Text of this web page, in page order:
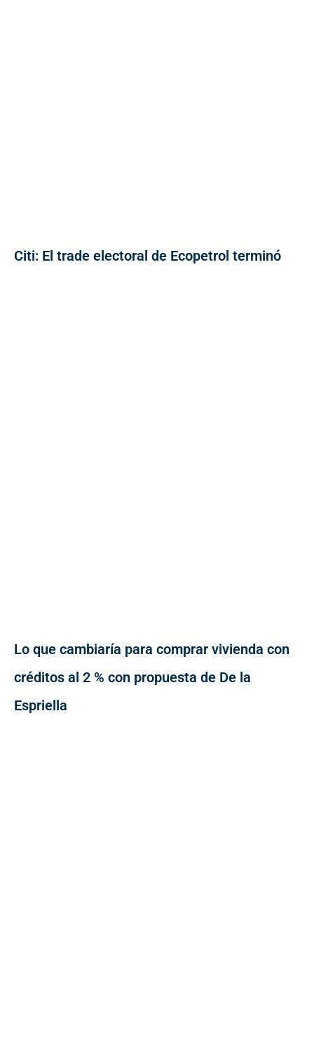
Citi: El trade electoral de Ecopetrol terminó
Lo que cambiaría para comprar vivienda con
créditos al 2 % con propuesta de De la
Espriella